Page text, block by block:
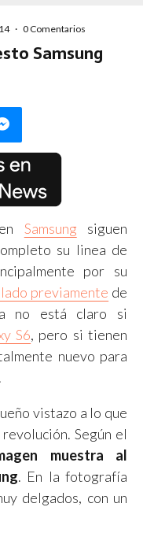
· 0 Comentarios
Samsung
Samsung siguen
su linea de
por su
previamente de
no está claro si
S6, pero si tienen
nuevo para
vistazo a lo que
Según el
muestra al
. En la fotografía
delgados, con un